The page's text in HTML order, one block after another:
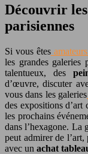
Découvrir
parisiennes
Si vous êtesamateurs
les grandes galeries
talentueux, des
d’œuvre, discuter
vous dans les galeries
des expositions
les prochains
dans l’hexagone. La
peut admirer de
avec un achat